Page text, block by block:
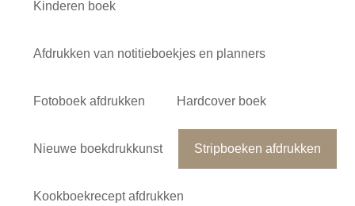
Kinderen boek
Afdrukken van notitieboekjes en planners
Fotoboek afdrukken Hardcover boek
Nieuwe boekdrukkunst Stripboeken afdrukken
Kookboekrecept afdrukken